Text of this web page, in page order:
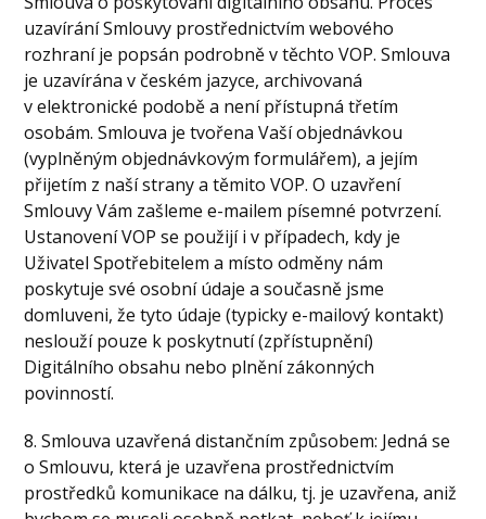
uzavírání Smlouvy prostřednictvím webového
rozhraní je popsán podrobně v těchto VOP. Smlouva
je uzavírána v českém jazyce, archivovaná
v elektronické podobě a není přístupná třetím
osobám. Smlouva je tvořena Vaší objednávkou
(vyplněným objednávkovým formulářem), a jejím
přijetím z naší strany a těmito VOP. O uzavření
Smlouvy Vám zašleme e-mailem písemné potvrzení.
Ustanovení VOP se použijí i v případech, kdy je
Uživatel Spotřebitelem a místo odměny nám
poskytuje své osobní údaje a současně jsme
domluveni, že tyto údaje (typicky e-mailový kontakt)
neslouží pouze k poskytnutí (zpřístupnění)
Digitálního obsahu nebo plnění zákonných
povinností.
8. Smlouva uzavřená distančním způsobem: Jedná se
o Smlouvu, která je uzavřena prostřednictvím
prostředků komunikace na dálku, tj. je uzavřena, aniž